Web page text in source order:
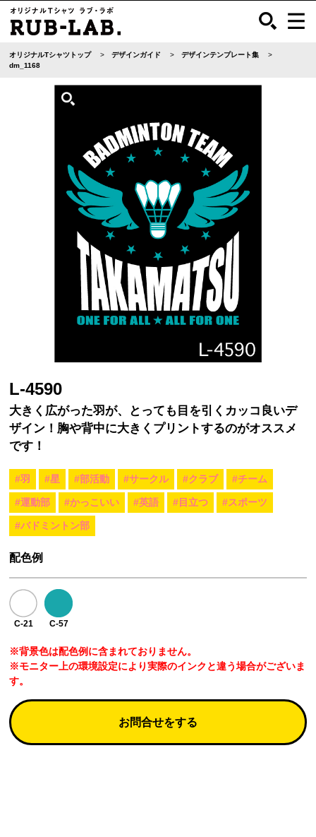
オリジナルTシャツトップ デザインガイド
デザインテンプレート集
dm_1168
L-4590
大きく広がった羽が、とっても目を引くカッコ良いデ
ザイン！胸や背中に大きくプリントするのがオススメ
です！
#羽 #星 #部活動 #サークル #クラブ #チーム
#運動部 #かっこいい #英語 #目立つ #スポーツ
#バドミントン部
配色例
C-21 C-57
※背景色は配色例に含まれておりません。
※モニター上の環境設定により実際のインクと違う場合がございま
す。
お問合せをする